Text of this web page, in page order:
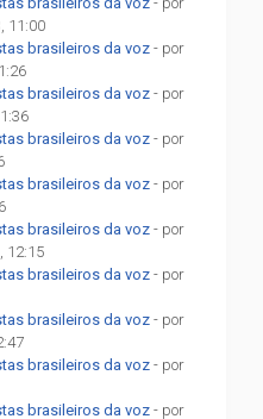
11:00
brasileiros da voz - por
brasileiros da voz - por
brasileiros da voz - por
brasileiros da voz - por
brasileiros da voz - por
12:15
brasileiros da voz - por
brasileiros da voz - por
brasileiros da voz - por
brasileiros da voz - por